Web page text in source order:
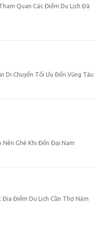
Quan Các Điểm Du Lịch Đà
Di Chuyển Tối Ưu Đến Vũng Tàu
Ghé Khi Đến Đại Nam
Địa Điểm Du Lịch Cần Thơ Năm